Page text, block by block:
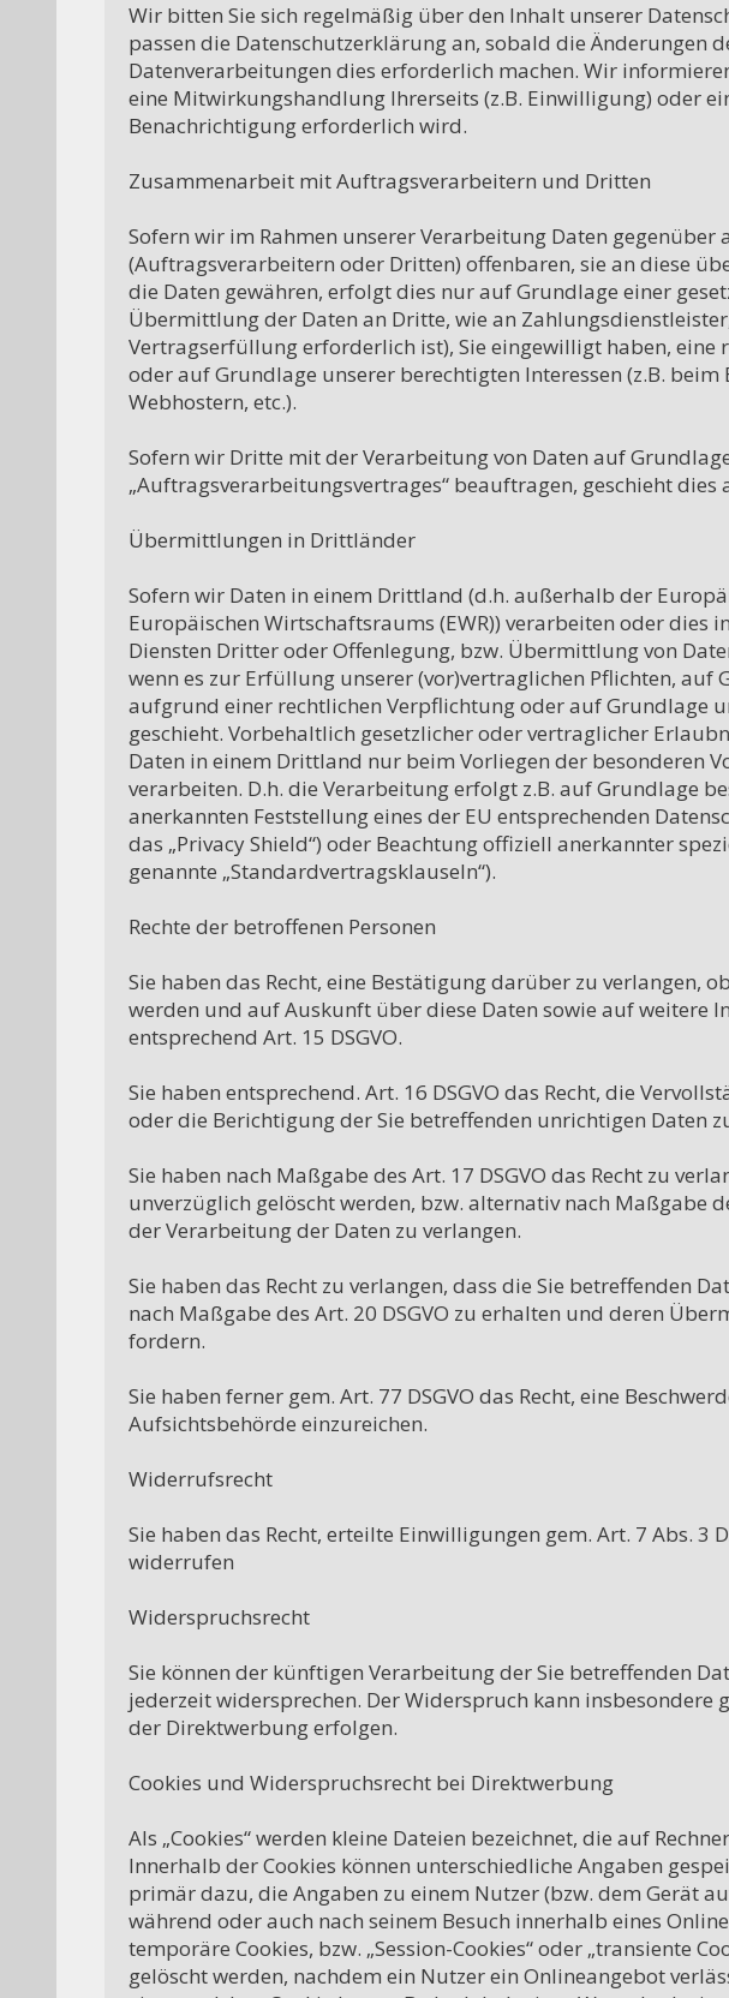
Wir bitten Sie sich regelmäßig über den Inhalt unserer
passen die Datenschutzerklärung an, sobald die Änderungen
Datenverarbeitungen dies erforderlich machen. Wir
eine Mitwirkungshandlung Ihrerseits (z.B. Einwilligung) oder
Benachrichtigung erforderlich wird.
Zusammenarbeit mit Auftragsverarbeitern und Dritten
Sofern wir im Rahmen unserer Verarbeitung Daten gegenüber
(Auftragsverarbeitern oder Dritten) offenbaren, sie an diese
die Daten gewähren, erfolgt dies nur auf Grundlage einer
Übermittlung der Daten an Dritte, wie an
Vertragserfüllung erforderlich ist), Sie eingewilligt haben, eine
oder auf Grundlage unserer berechtigten Interessen (z.B. beim
Webhostern, etc.).
Sofern wir Dritte mit der Verarbeitung von Daten auf
„Auftragsverarbeitungsvertrages“ beauftragen, geschieht dies
Übermittlungen in Drittländer
Sofern wir Daten in einem Drittland (d.h. außerhalb der
Europäischen Wirtschaftsraums (EWR)) verarbeiten oder dies
Diensten Dritter oder Offenlegung, bzw. Übermittlung von
wenn es zur Erfüllung unserer (vor)vertraglichen Pflichten, auf
aufgrund einer rechtlichen Verpflichtung oder auf Grundlage
geschieht. Vorbehaltlich gesetzlicher oder vertraglicher
Daten in einem Drittland nur beim Vorliegen der besonderen
verarbeiten. D.h. die Verarbeitung erfolgt z.B. auf Grundlage
anerkannten Feststellung eines der EU entsprechenden
das „Privacy Shield“) oder Beachtung offiziell anerkannter
genannte „Standardvertragsklauseln“).
Rechte der betroffenen Personen
Sie haben das Recht, eine Bestätigung darüber zu verlangen,
werden und auf Auskunft über diese Daten sowie auf weitere
entsprechend Art. 15 DSGVO.
Sie haben entsprechend. Art. 16 DSGVO das Recht, die
oder die Berichtigung der Sie betreffenden unrichtigen Daten
Sie haben nach Maßgabe des Art. 17 DSGVO das Recht zu
unverzüglich gelöscht werden, bzw. alternativ nach Maßgabe
der Verarbeitung der Daten zu verlangen.
Sie haben das Recht zu verlangen, dass die Sie betreffenden
nach Maßgabe des Art. 20 DSGVO zu erhalten und deren
fordern.
Sie haben ferner gem. Art. 77 DSGVO das Recht, eine
Aufsichtsbehörde einzureichen.
Widerrufsrecht
Sie haben das Recht, erteilte Einwilligungen gem. Art. 7 Abs. 3
widerrufen
Widerspruchsrecht
Sie können der künftigen Verarbeitung der Sie betreffenden
jederzeit widersprechen. Der Widerspruch kann insbesondere
der Direktwerbung erfolgen.
Cookies und Widerspruchsrecht bei Direktwerbung
Als „Cookies“ werden kleine Dateien bezeichnet, die auf
Innerhalb der Cookies können unterschiedliche Angaben
primär dazu, die Angaben zu einem Nutzer (bzw. dem Gerät
während oder auch nach seinem Besuch innerhalb eines
temporäre Cookies, bzw. „Session-Cookies“ oder „transiente
gelöscht werden, nachdem ein Nutzer ein Onlineangebot